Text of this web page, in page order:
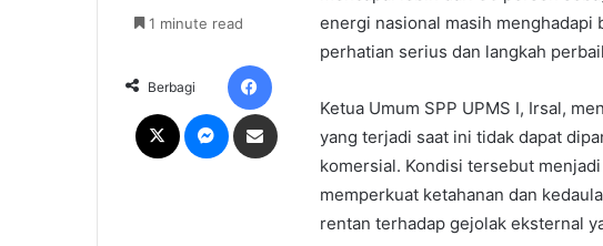
energi nasional masih menghadapi
perhatian serius dan langkah
Ketua Umum SPP UPMS I, Irsal,
yang terjadi saat ini tidak dapat
komersial. Kondisi tersebut
memperkuat ketahanan dan
rentan terhadap gejolak eksternal
1 minute read
Berbagi
Facebook
Messenger